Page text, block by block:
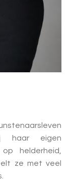
haar eigen
helderheid,
ze met veel